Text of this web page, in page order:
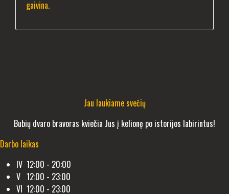
gaivina.
Jau laukiame svečių
Bubių dvaro bravoras kviečia Jus į kelionę po istorijos labirintus!
Darbo laikas
IV 12:00 - 20:00
V 12:00 - 23:00
VI 12:00 - 23:00